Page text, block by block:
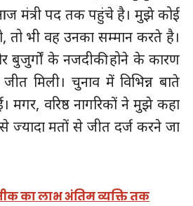
मंत्री पद तक पहुंचे है। मुझे कोई
तो भी वह उनका सम्मान करते है।
के नजदीकी होने के कारण
मिली। चुनाव में विभिन्न बाते
मगर, वरिष्ठ नागरिकों ने मुझे कहा
मतों से जीत दर्ज करने जा
का लाभ अंतिम व्यक्ति तक